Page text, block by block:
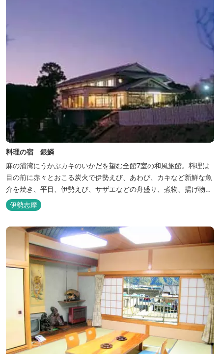
料理の宿 銀鱗
麻の浦湾にうかぶカキのいかだを望む全館7室の和風旅館。料理は
目の前に赤々とおこる炭火で伊勢えび、あわび、カキなど新鮮な魚
介を焼き、平目、伊勢えび、サザエなどの舟盛り、煮物、揚げ物な
どの懐石料理。
伊勢志摩